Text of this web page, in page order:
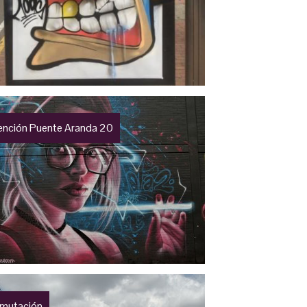
Puente Aranda 20